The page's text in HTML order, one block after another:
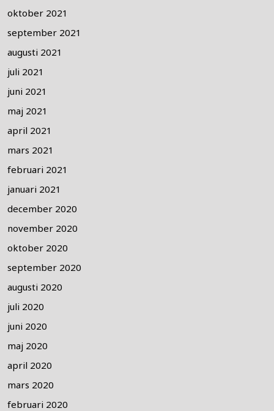
oktober 2021
september 2021
augusti 2021
juli 2021
juni 2021
maj 2021
april 2021
mars 2021
februari 2021
januari 2021
december 2020
november 2020
oktober 2020
september 2020
augusti 2020
juli 2020
juni 2020
maj 2020
april 2020
mars 2020
februari 2020